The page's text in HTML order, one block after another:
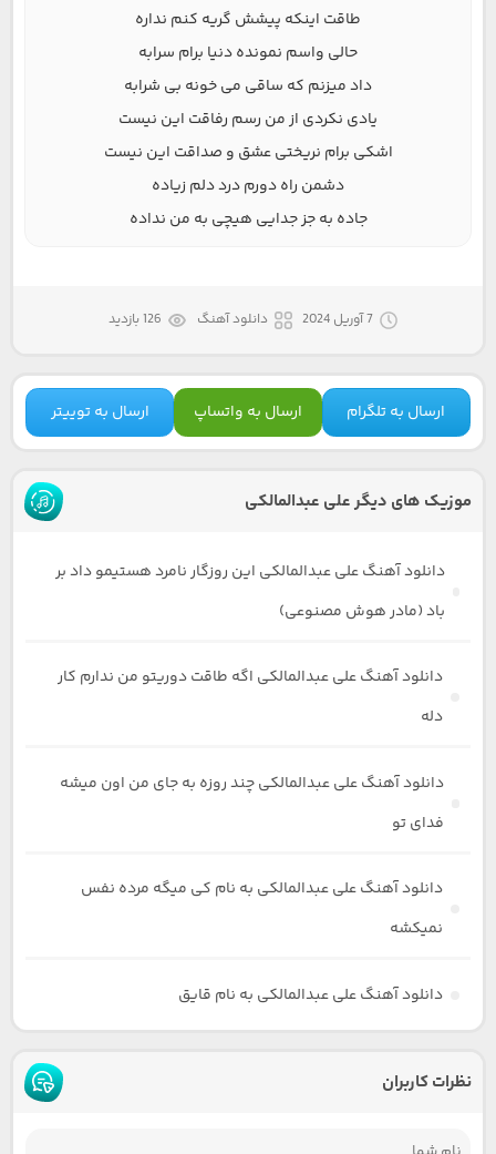
طاقت اینکه پیشش گریه کنم نداره
حالی واسم نمونده دنیا برام سرابه
داد میزنم که ساقی می خونه بی شرابه
یادی نکردی از من رسم رفاقت این نیست
اشکی برام نریختی عشق و صداقت این نیست
دشمن راه دورم درد دلم زیاده
جاده به جز جدایی هیچی به من نداده
7 آوریل 2024 دانلود آهنگ 126 بازدید
ارسال به تلگرام ارسال به واتساپ ارسال به توییتر
موزیک های دیگر علی عبدالمالکی
دانلود آهنگ علی عبدالمالکی این روزگار نامرد هستیمو داد بر
باد (مادر هوش مصنوعی)
دانلود آهنگ علی عبدالمالکی اگه طاقت دوریتو من ندارم کار
دله
دانلود آهنگ علی عبدالمالکی چند روزه به جای من اون میشه
فدای تو
دانلود آهنگ علی عبدالمالکی به نام کی میگه مرده نفس
نمیکشه
دانلود آهنگ علی عبدالمالکی به نام قایق
نظرات کاربران